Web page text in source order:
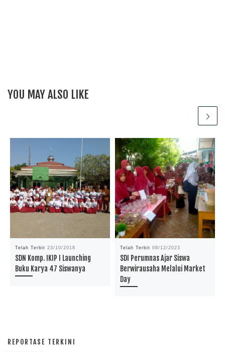
YOU MAY ALSO LIKE
Telah Terbit23/10/2018
SDN Komp. IKIP I Launching
Buku Karya 47 Siswanya
Telah Terbit08/12/2023
SDI Perumnas Ajar Siswa
Berwirausaha Melalui Market
Day
REPORTASE TERKINI